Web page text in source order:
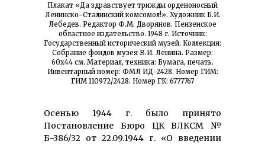
Плакат «Да здравствует трижды орденоносный
Ленинско-Сталинский комсомол!». Художник Б.И.
Лебедев. Редактор Ф.М. Дворянов. Пензенское
областное издательство. 1948 г. Источник:
Государственный исторический музей. Коллекция:
Собрание фондов музея В.И. Ленина. Размер:
60х44 см. Материал, техника: Бумага, печать.
Инвентарный номер: ФМЛ ИД-2428. Номер ГИМ:
ГИМ 110972/2428. Номер ГК: 6777767
Осенью 1944 г. было принято
Постановление Бюро ЦК ВЛКСМ №
Б-386/32 от 22.09.1944 г. «О введении